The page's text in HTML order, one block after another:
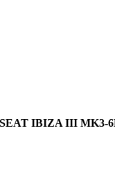
SEAT IBIZA III MK3-